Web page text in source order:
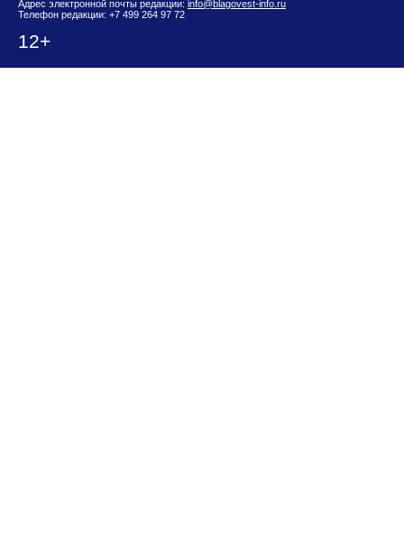
Адрес электронной почты редакции: info@blagovest-info.ru
Телефон редакции: +7 499 264 97 72
12+